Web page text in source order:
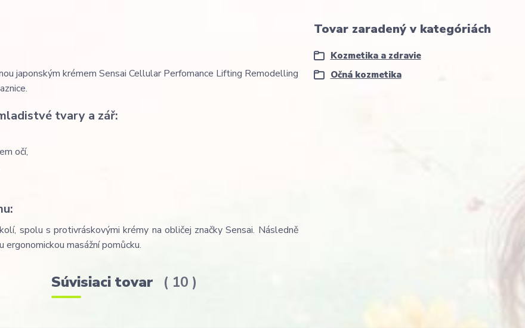
japonským krémem Sensai Cellular Perfomance Lifting Remodelling
tvary a zář:
očí,
spolu s protivráskovými krémy na obličej značky Sensai. Následně
masážní pomůcku.
Tovar zaradený v kategóriách
Kozmetika a zdravie
Očná kozmetika
Súvisiaci tovar 10